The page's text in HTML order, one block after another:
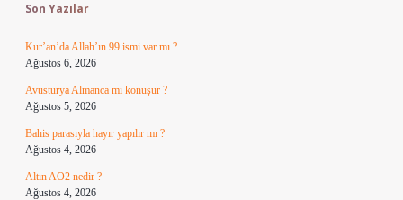
Son Yazılar
Kur’an’da Allah’ın 99 ismi var mı ?
Ağustos 6, 2026
Avusturya Almanca mı konuşur ?
Ağustos 5, 2026
Bahis parasıyla hayır yapılır mı ?
Ağustos 4, 2026
Altın AO2 nedir ?
Ağustos 4, 2026